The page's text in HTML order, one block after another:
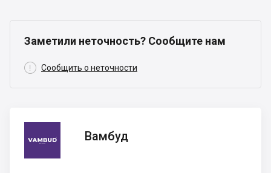
Заметили неточность? Сообщите нам
 Сообщить о неточности
Вамбуд